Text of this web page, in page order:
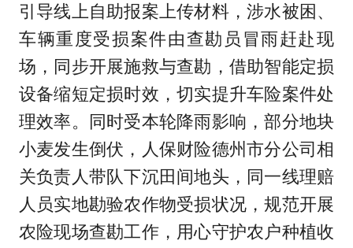
引导线上自助报案上传材料，涉水被困、
车辆重度受损案件由查勘员冒雨赶赴现
场，同步开展施救与查勘，借助智能定损
设备缩短定损时效，切实提升车险案件处
理效率。同时受本轮降雨影响，部分地块
小麦发生倒伏，人保财险德州市分公司相
关负责人带队下沉田间地头，同一线理赔
人员实地勘验农作物受损状况，规范开展
农险现场查勘工作，用心守护农户种植收